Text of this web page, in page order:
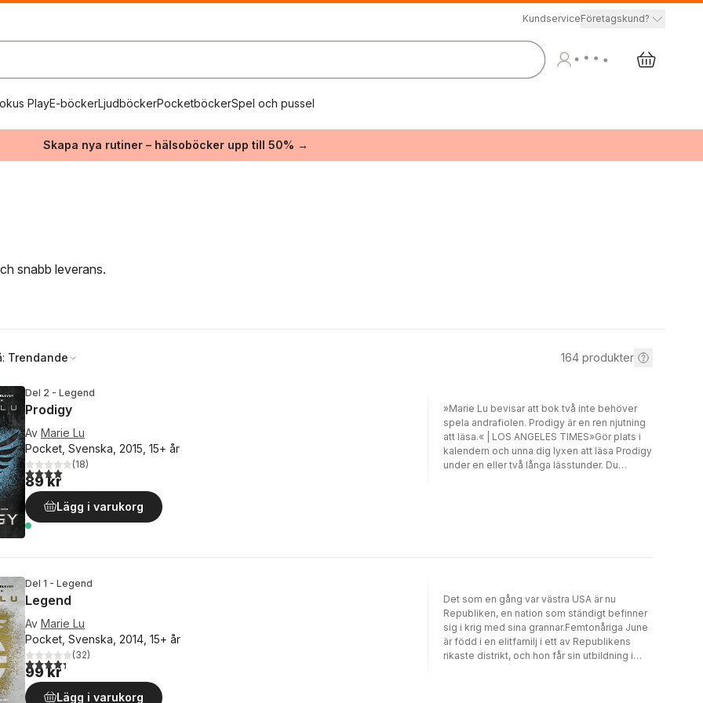
KundserviceFöretagskund?
PlayE-böckerLjudböckerPocketböckerSpel och pussel
Skapa nya rutiner – hälsoböcker upp till 50% →
snabb leverans.
Trendande 164 produkter
Del 2 - Legend
Prodigy
Av Marie Lu
Pocket, Svenska, 2015, 15+ år
4,0utav 5 stjärnor. Totalt antal röster:
(18)
89 kr
Lägg i varukorg
»Marie Lu bevisar att bok två inte behöver
spela andrafiolen. Prodigy är en ren njutning
att läsa.« | LOS ANGELES TIMES»Gör plats i
kalendern och unna dig lyxen att läsa Prodigy
under en eller två långa lässtunder. Du
eftersökta förrädare.Desperata efter hjälp
vänder sig June och Day till Patrioterna - en
rebellgrupp som vigt sina liv åt att få
Republiken på fall. Men går det att lita på
Patrioterna? Eller har de själva, utan att inse
det, blivit brickor i det mest skrämmande av
Del 1 - Legend
Legend
Av Marie Lu
Pocket, Svenska, 2014, 15+ år
4,3utav 5 stjärnor. Totalt antal röster:
(32)
99 kr
Lägg i varukorg
Det som en gång var västra USA är nu
Republiken, en nation som ständigt befinner
sig i krig med sina grannar.Femtonåriga June
är född i en elitfamilj i ett av Republikens
rikaste distrikt, och hon får sin utbildning i